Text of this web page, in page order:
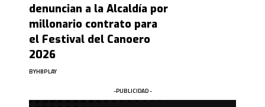
denuncian a la Alcaldía por
millonario contrato para
el Festival del Canoero
2026
BYHBPLAY
-PUBLICIDAD -